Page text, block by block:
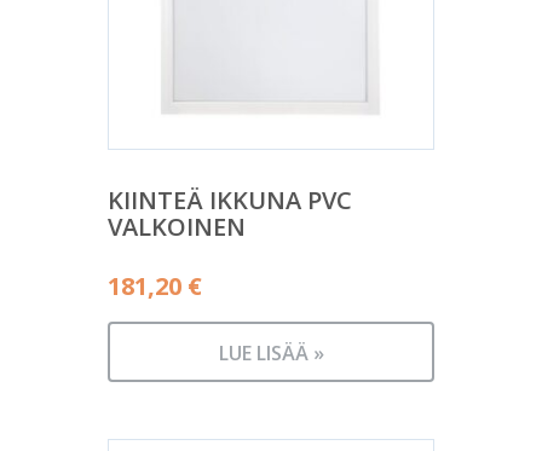
KIINTEÄ IKKUNA PVC
VALKOINEN
181,20 €
LUE LISÄÄ »